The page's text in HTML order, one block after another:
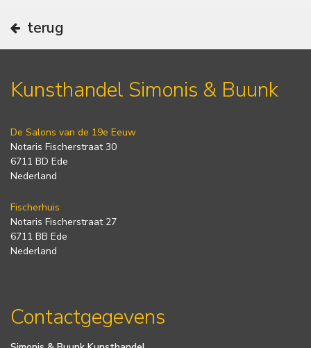
terug
Kunsthandel Simonis & Buunk
De Salons van de 19e Eeuw
Notaris Fischerstraat 30
6711 BD Ede
Nederland
Fischerhuis
Notaris Fischerstraat 27
6711 BB Ede
Nederland
Contactgegevens